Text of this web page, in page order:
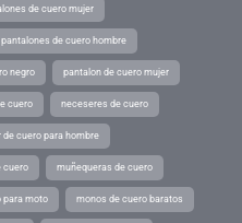
de cuero mujer
pantalones de cuero hombre
negro pantalon de cuero mujer
cuero neceseres de cuero
de cuero para hombre
cuero muñequeras de cuero
para moto monos de cuero baratos